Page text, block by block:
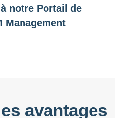
notre Portail de
Management
avantages